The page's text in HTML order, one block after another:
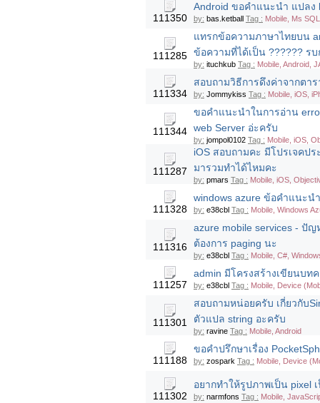
111350
Android ขอคำแนะนำ แปลง
by: bas.ketball Tag : Mobile, Ms
111285
แทรกข้อความภาษาไทยบน
ข้อความที่ได้เป็น ?????? ร
by: ituchkub Tag : Mobile, Android,
111334
สอบถามวิธีการดึงค่าจากตา
by: Jommykiss Tag : Mobile, iOS,
111344
ขอคำแนะนำในการอ่าน
web Server อ่ะครับ
by: jompol0102 Tag : Mobile, iOS,
111287
iOS สอบถามคะ มีโปรเจคปร
มารวมทำได้ไหมคะ
by: pmars Tag : Mobile, iOS,
111328
windows azure ข้อคำแนะน
by: e38cbl Tag : Mobile, Windows
111316
azure mobile services - ปั
ต้องการ paging นะ
by: e38cbl Tag : Mobile, C#,
111257
admin มีโครงสร้างเขียนบท
by: e38cbl Tag : Mobile, Device
111301
สอบถามหน่อยครับ เกี่ยวกับ
ตัวแปล string อะครับ
by: ravine Tag : Mobile, Android
111188
ขอคำปรึกษาเรื่อง
by: zospark Tag : Mobile, Device
111302
อยากทำให้รูปภาพเป็น
by: narmfons Tag : Mobile,